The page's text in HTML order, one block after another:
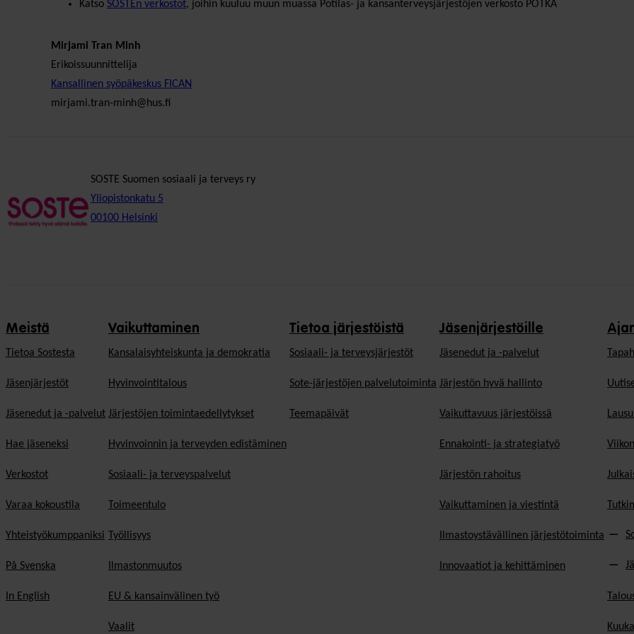
Katso SOSTEn verkostot, joihin kuuluu muun muassa Potilas- ja kansanterveysjärjestöjen verkosto POTKA
Mirjami Tran Minh
Erikoissuunnittelija
Kansallinen syöpäkeskus FICAN
mirjami.tran-minh@hus.fi
SOSTE Suomen sosiaali ja terveys ry
Yliopistonkatu 5
00100 Helsinki
Meistä
Tietoa Sostesta
Jäsenjärjestöt
Jäsenedut ja -palvelut
Hae jäseneksi
Verkostot
Varaa kokoustila
Yhteistyökumppaniksi
På Svenska
In English
Vaikuttaminen
Kansalaisyhteiskunta ja demokratia
Hyvinvointitalous
Järjestöjen toimintaedellytykset
Hyvinvoinnin ja terveyden edistäminen
Sosiaali- ja terveyspalvelut
Toimeentulo
Työllisyys
Ilmastonmuutos
EU & kansainvälinen työ
Vaalit
Tietoa järjestöistä
Sosiaali- ja terveysjärjestöt
Sote-järjestöjen palvelutoiminta
Teemapäivät
Jäsenjärjestöille
Jäsen­edut ja -palvelut
Järjestön hyvä hallinto
Vaikuttavuus järjestöissä
Ennakointi- ja strategiatyö
Järjestön rahoitus
Vaikuttaminen ja viestintä
Ilmastoystävällinen järjestötoiminta
Innovaatiot ja kehittäminen